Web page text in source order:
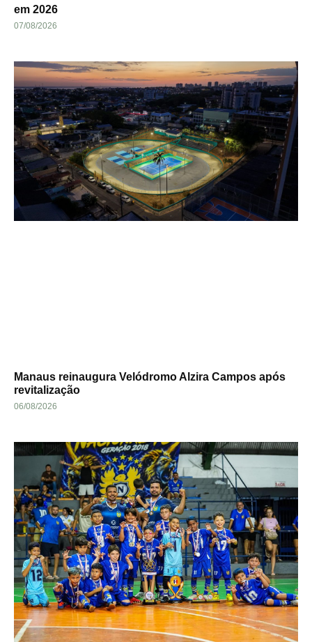
em 2026
07/08/2026
Manaus reinaugura Velódromo Alzira Campos após
revitalização
06/08/2026